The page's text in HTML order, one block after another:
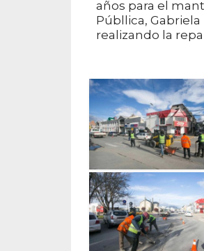
años para el
Públlica,
realizando la